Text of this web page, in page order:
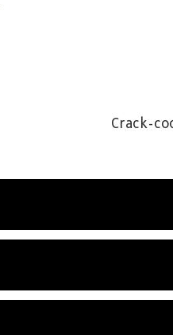
Crack-
EN MANIEREN OM
en krijgt het